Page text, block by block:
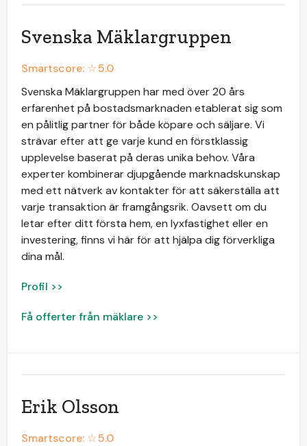
Svenska Mäklargruppen
Smartscore: ☆5.0
Svenska Mäklargruppen har med över 20 års
erfarenhet på bostadsmarknaden etablerat sig som
en pålitlig partner för både köpare och säljare. Vi
strävar efter att ge varje kund en förstklassig
upplevelse baserat på deras unika behov. Våra
experter kombinerar djupgående marknadskunskap
med ett nätverk av kontakter för att säkerställa att
varje transaktion är framgångsrik. Oavsett om du
letar efter ditt första hem, en lyxfastighet eller en
investering, finns vi här för att hjälpa dig förverkliga
dina mål.
Profil >>
Få offerter från mäklare >>
Erik Olsson
Smartscore: ☆5.0